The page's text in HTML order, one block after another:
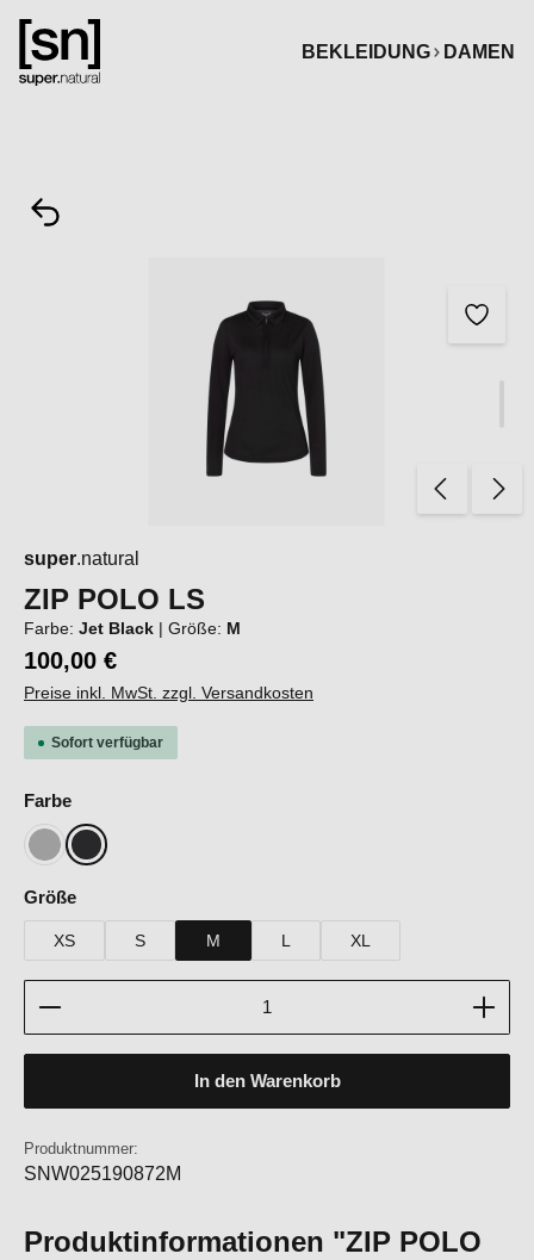
springen
BEKLEIDUNG
DAMEN
super.natural
ZIP POLO LS
Farbe: Jet Black | Größe: M
100,00 €
Preise inkl. MwSt. zzgl. Versandkosten
Sofort verfügbar
Farbeauswählen
Cashmere Grey Melange
Jet Black
Größeauswählen
XS S M L XL
Produkt Anzahl: Gib den gewünschten Wert ein
In den Warenkorb
Produktnummer:
SNW025190872M
Produktinformationen "ZIP POLO